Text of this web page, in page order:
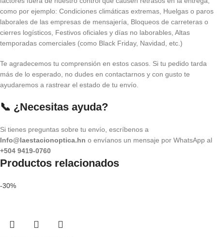
como por ejemplo: Condiciones climáticas extremas, Huelgas o paros
laborales de las empresas de mensajería, Bloqueos de carreteras o
cierres logísticos, Festivos oficiales y días no laborables, Altas
temporadas comerciales (como Black Friday, Navidad, etc.)
Te agradecemos tu comprensión en estos casos. Si tu pedido tarda
más de lo esperado, no dudes en contactarnos y con gusto te
ayudaremos a rastrear el estado de tu envío.
📞 ¿Necesitas ayuda?
Si tienes preguntas sobre tu envío, escríbenos a
Info@laestacionoptica.hn o envíanos un mensaje por WhatsApp al
+504 9419-0760
Productos relacionados
-30%